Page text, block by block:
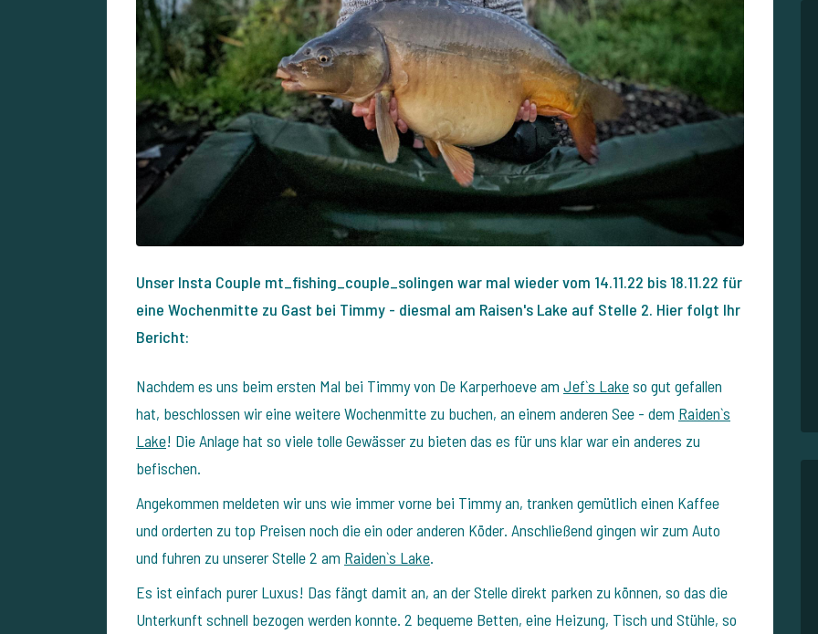
Unser Insta Couple mt_fishing_couple_solingen war mal wieder vom 14.11.22 bis 18.11.22 für
eine Wochenmitte zu Gast bei Timmy - diesmal am Raisen's Lake auf Stelle 2. Hier folgt Ihr
Bericht:
Nachdem es uns beim ersten Mal bei Timmy von De Karperhoeve am Jef`s Lakeso gut gefallen
hat, beschlossen wir eine weitere Wochenmitte zu buchen, an einem anderen See - dem Raiden`s
Lake! Die Anlage hat so viele tolle Gewässer zu bieten das es für uns klar war ein anderes zu
befischen.
Angekommen meldeten wir uns wie immer vorne bei Timmy an, tranken gemütlich einen Kaffee
und orderten zu top Preisen noch die ein oder anderen Köder. Anschließend gingen wir zum Auto
und fuhren zu unserer Stelle 2 am Raiden`s Lake.
Es ist einfach purer Luxus! Das fängt damit an, an der Stelle direkt parken zu können, so das die
Unterkunft schnell bezogen werden konnte. 2 bequeme Betten, eine Heizung, Tisch und Stühle, so